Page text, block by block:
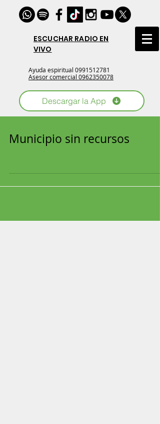
ESCUCHAR RADIO EN
VIVO
Ayuda espiritual 0991512781
Asesor comercial 0962350078
Descargar la App
Municipio sin recursos